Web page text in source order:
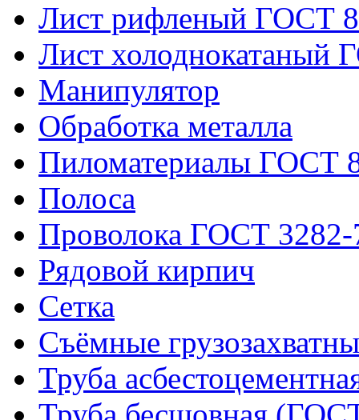
Лист рифленый ГОСТ
Лист холоднокатаный
Манипулятор
Обработка металла
Пиломатериалы ГОСТ
Полоса
Проволока ГОСТ 3282-
Рядовой кирпич
Сетка
Съёмные
Труба